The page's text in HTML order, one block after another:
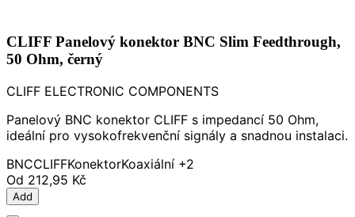
CLIFF Panelový konektor BNC Slim Feedthrough,
50 Ohm, černý
CLIFF ELECTRONIC COMPONENTS
Panelový BNC konektor CLIFF s impedancí 50 Ohm,
ideální pro vysokofrekvenční signály a snadnou instalaci.
BNCCLIFFKonektorKoaxiální +2
Od 212,95 Kč
Add